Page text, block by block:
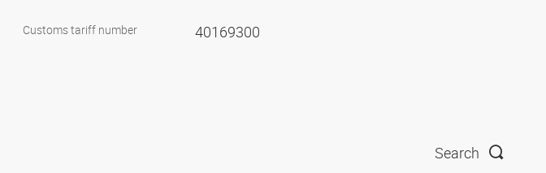
Customs tariff number 40169300
Search